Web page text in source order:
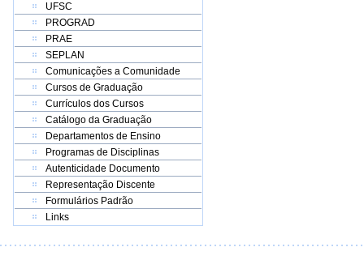
UFSC
PROGRAD
PRAE
SEPLAN
Comunicações a Comunidade
Cursos de Graduação
Currículos dos Cursos
Catálogo da Graduação
Departamentos de Ensino
Programas de Disciplinas
Autenticidade Documento
Representação Discente
Formulários Padrão
Links